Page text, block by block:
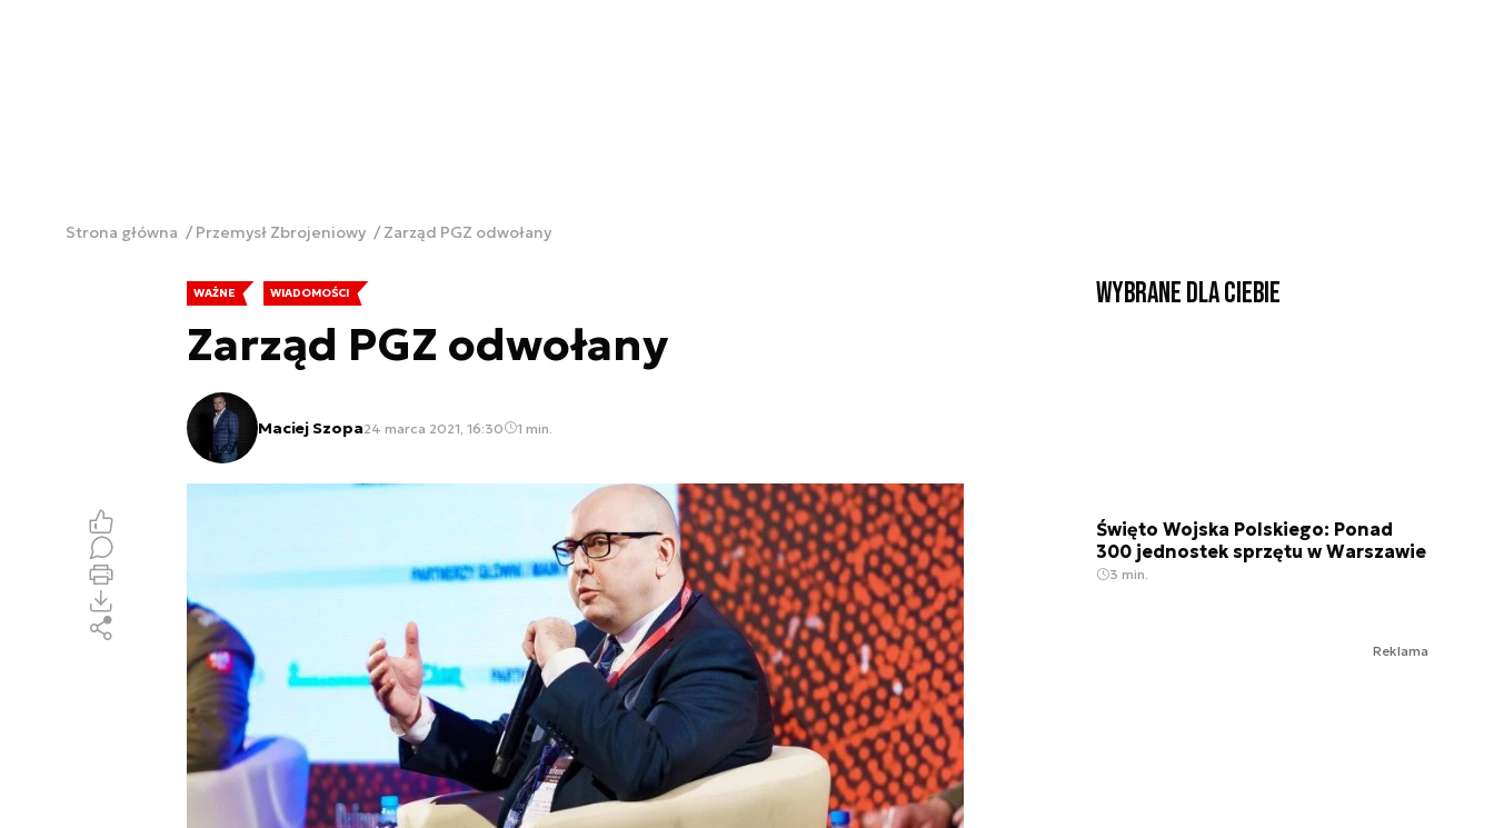
Strona główna Przemysł Zbrojeniowy Zarząd PGZ odwołany
WAŻNE WIADOMOŚCI
Zarząd PGZ odwołany
Maciej Szopa24 marca 2021, 16:30 1 min.
Wybrane dla Ciebie
Święto Wojska Polskiego: Ponad
300 jednostek sprzętu w Warszawie
3 min.
Reklama